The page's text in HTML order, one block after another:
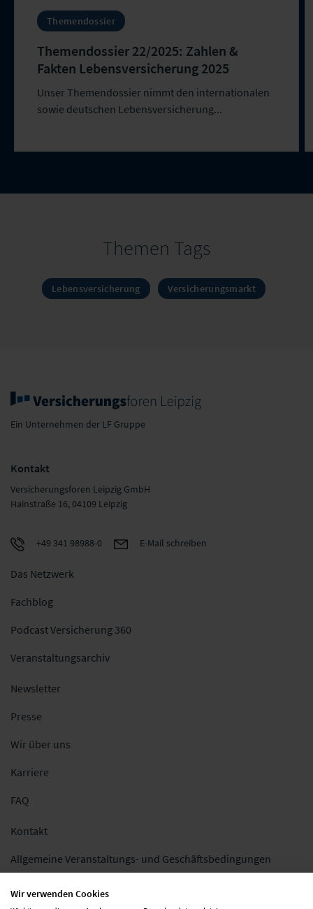
Themendossier
Themendossier 22/2025: Zahlen &
Fakten Lebensversicherung 2025
Unser Themendossier nimmt den internationalen
sowie deutschen Lebensversicherung...
Themen Tags
Lebensversicherung Versicherungsmarkt
Ein Unternehmen der LF Gruppe
Kontakt
Versicherungsforen Leipzig GmbH
Hainstraße 16, 04109 Leipzig
+49 341 98988-0 E-Mail schreiben
Das Netzwerk
Fachblog
Podcast Versicherung 360
Veranstaltungsarchiv
Newsletter
Presse
Wir über uns
Karriere
FAQ
Kontakt
Allgemeine Veranstaltungs- und Geschäftsbedingungen
Wir verwenden Cookies